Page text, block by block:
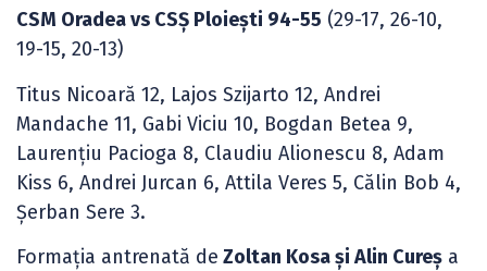
CSM Oradea vs CSŞ Ploieşti 94-55 (29-17, 26-10,
19-15, 20-13)
Titus Nicoară 12, Lajos Szijarto 12, Andrei
Mandache 11, Gabi Viciu 10, Bogdan Betea 9,
Laurențiu Pacioga 8, Claudiu Alionescu 8, Adam
Kiss 6, Andrei Jurcan 6, Attila Veres 5, Călin Bob 4,
Șerban Sere 3.
Formația antrenată de Zoltan Kosa și Alin Cureș a